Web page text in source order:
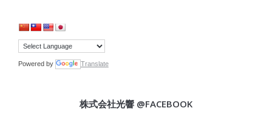
Powered by Translate
株式会社光響 @FACEBOOK